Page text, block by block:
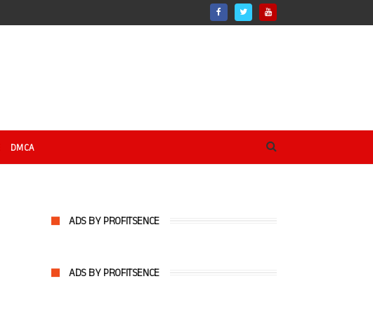
DMCA
ADS BY PROFITSENCE
ADS BY PROFITSENCE